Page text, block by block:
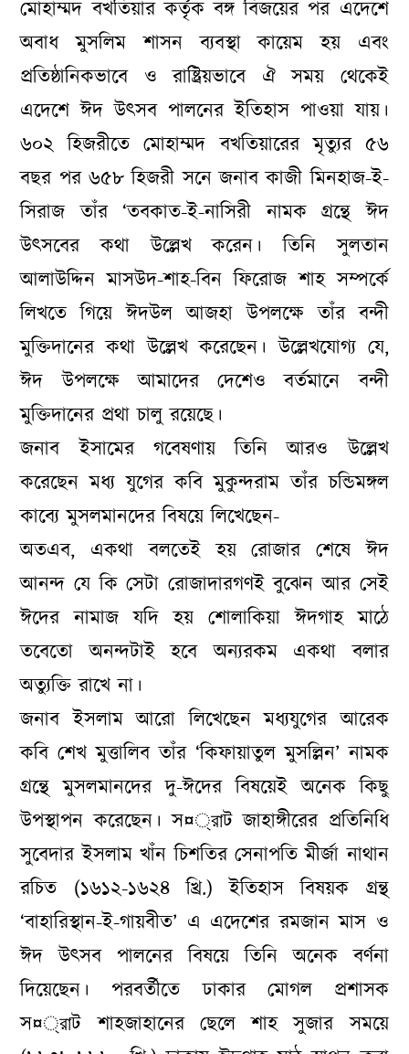
মোহাম্মদ বখতিয়ার কর্তৃক বঙ্গ বিজয়ের পর এদেশে
অবাধ মুসলিম শাসন ব্যবস্থা কায়েম হয় এবং
প্রতিষ্ঠানিকভাবে ও রাষ্ট্রিয়ভাবে ঐ সময় থেকেই
এদেশে ঈদ উৎসব পালনের ইতিহাস পাওয়া যায়।
৬০২ হিজরীতে মোহাম্মদ বখতিয়ারের মৃত্যুর ৫৬
বছর পর ৬৫৮ হিজরী সনে জনাব কাজী মিনহাজ-ই-
সিরাজ তাঁর ‘তবকাত-ই-নাসিরী নামক গ্রন্থে ঈদ
উৎসবের কথা উল্লেখ করেন। তিনি সুলতান
আলাউদ্দিন মাসউদ-শাহ-বিন ফিরোজ শাহ সম্পর্কে
লিখতে গিয়ে ঈদউল আজহা উপলক্ষে তাঁর বন্দী
মুক্তিদানের কথা উল্লেখ করেছেন। উল্লেখযোগ্য যে,
ঈদ উপলক্ষে আমাদের দেশেও বর্তমানে বন্দী
মুক্তিদানের প্রথা চালু রয়েছে।
জনাব ইসামের গবেষণায় তিনি আরও উল্লেখ
করেছেন মধ্য যুগের কবি মুকুন্দরাম তাঁর চন্ডিমঙ্গল
কাব্যে মুসলমানদের বিষয়ে লিখেছেন-
অতএব, একথা বলতেই হয় রোজার শেষে ঈদ
আনন্দ যে কি সেটা রোজাদারগণই বুঝেন আর সেই
ঈদের নামাজ যদি হয় শোলাকিয়া ঈদগাহ মাঠে
তবেতো অনন্দটাই হবে অন্যরকম একথা বলার
অত্যুক্তি রাখে না।
জনাব ইসলাম আরো লিখেছেন মধ্যযুগের আরেক
কবি শেখ মুত্তালিব তাঁর ‘কিফায়াতুল মুসল্লিন’ নামক
গ্রন্থে মুসলমানদের দু-ঈদের বিষয়েই অনেক কিছু
উপস্থাপন করেছেন। স¤্রাট জাহাঙ্গীরের প্রতিনিধি
সুবেদার ইসলাম খাঁন চিশতির সেনাপতি মীর্জা নাথান
রচিত (১৬১২-১৬২৪ খ্রি.) ইতিহাস বিষয়ক গ্রন্থ
‘বাহারিস্থান-ই-গায়বীত’ এ এদেশের রমজান মাস ও
ঈদ উৎসব পালনের বিষয়ে তিনি অনেক বর্ণনা
দিয়েছেন। পরবর্তীতে ঢাকার মোগল প্রশাসক
স¤্রাট শাহজাহানের ছেলে শাহ সুজার সময়ে